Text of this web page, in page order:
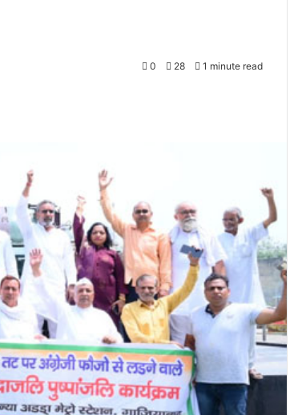
0 28 1 minute read